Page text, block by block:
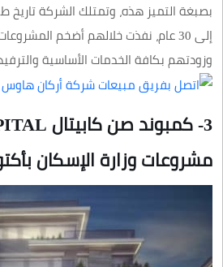
بصبغة التميز هذه، وتمتلك الشركة
إلى 30 عام، نفذت خلالهم أضخم
وزودتهم بكافة الخدمات الأساسية
مشروعات وزارة الإسكان